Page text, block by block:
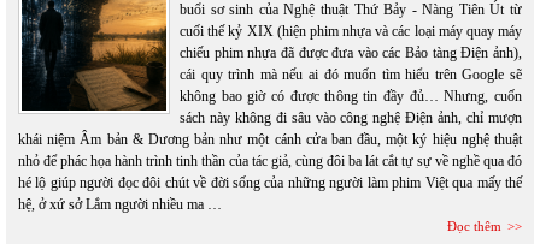
buổi sơ sinh của Nghệ thuật Thứ Bảy - Nàng Tiên Út từ
cuối thế kỷ XIX (hiện phim nhựa và các loại máy quay máy
chiếu phim nhựa đã được đưa vào các Bảo tàng Điện ảnh),
cái quy trình mà nếu ai đó muốn tìm hiểu trên Google sẽ
không bao giờ có được thông tin đầy đủ… Nhưng, cuốn
sách này không đi sâu vào công nghệ Điện ảnh, chỉ mượn
khái niệm Âm bản & Dương bản như một cánh cửa ban đầu, một ký hiệu nghệ thuật
nhỏ để phác họa hành trình tinh thần của tác giả, cùng đôi ba lát cắt tự sự về nghề qua đó
hé lộ giúp người đọc đôi chút về đời sống của những người làm phim Việt qua mấy thế
hệ, ở xứ sở Lắm người nhiều ma …
Đọc thêm